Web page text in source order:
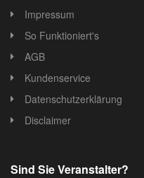
Impressum
So Funktioniert's
AGB
Kundenservice
Datenschutzerklärung
Disclaimer
Sind Sie Veranstalter?